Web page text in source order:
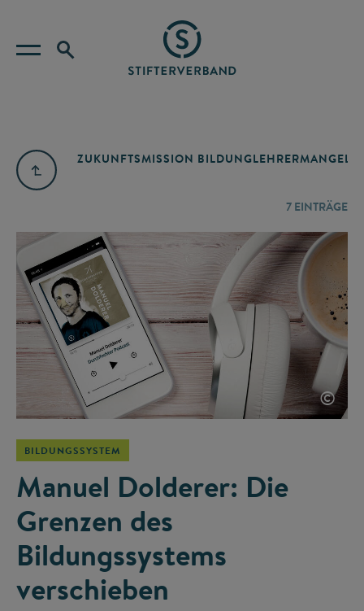
ZUKUNFTSMISSION BILDUNGLEHRERMANGEL
7 EINTRÄGE
©
BILDUNGSSYSTEM
Manuel Dolderer: Die
Grenzen des
Bildungssystems
verschieben